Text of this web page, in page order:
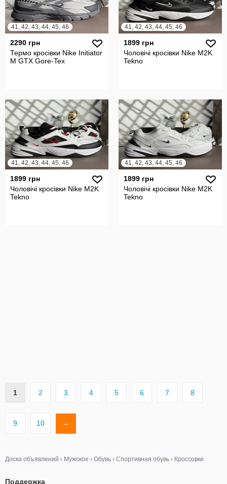
41, 42, 43, 44, 45, 46
2290 грн
Термо кросівки Nike Initiator
M GTX Gore-Tex
41, 42, 43, 44, 45, 46
1899 грн
Чоловічі кросівки Nike M2K
Tekno
41, 42, 43, 44, 45, 46
1899 грн
Чоловічі кросівки Nike M2K
Tekno
41, 42, 43, 44, 45, 46
1899 грн
Чоловічі кросівки Nike M2K
Tekno
1 2 3 4 5 6 7 8
9 10 →
Доска объявлений › Мужское › Обувь › Спортивная обувь › Кроссовки
Поддержка